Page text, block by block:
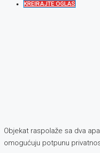
KREIRAJTE OGLAS
Objekat raspolaže sa dva
omogućuju potpunu